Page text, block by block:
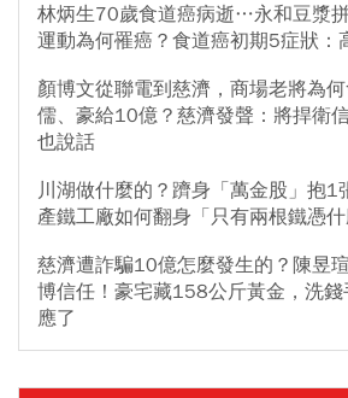
林炳生70歲食道癌病逝…永和豆漿
運動為何罹癌？食道癌初期5症狀：
顏博文從聯電到慈濟，商場老將為
儒、豪給10億？慈濟發聲：將捍衛
也說話
川湖做什麼的？躋身「萬金股」抱
產鐵工廠如何翻身「只有兩根鐵憑
慈濟遭詐騙10億怎麼發生的？陳昱
博信任！豪宅藏158公斤黃金，洗
應了